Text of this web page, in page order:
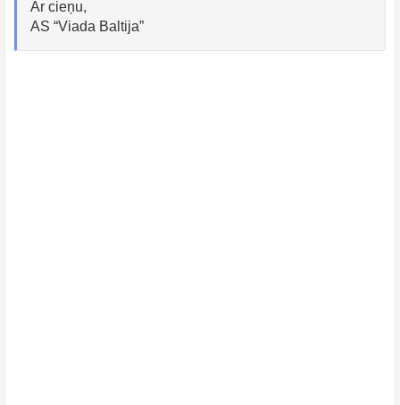
Ar cieņu,
AS “Viada Baltija”